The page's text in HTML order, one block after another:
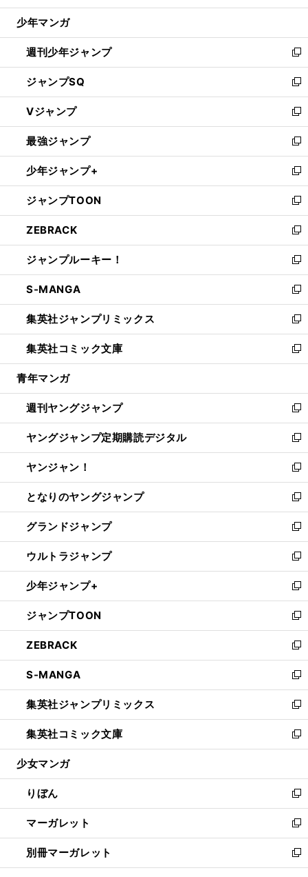
ウ
開
く
少年マンガ
週刊少年ジャンプ
新
し
い
ウ
ィ
ン
ド
ウ
で
開
く
ジャンプSQ
新
し
い
ウ
ィ
ン
ド
ウ
で
開
く
Vジャンプ
新
し
い
ウ
ィ
ン
ド
ウ
で
開
く
最強ジャンプ
新
し
い
ウ
ィ
ン
ド
ウ
で
開
く
少年ジャンプ+
新
し
い
ウ
ィ
ン
ド
ウ
で
開
く
ジャンプTOON
新
し
い
ウ
ィ
ン
ド
ウ
で
開
く
ZEBRACK
新
し
い
ウ
ィ
ン
ド
ウ
で
開
ジャンプルーキー！
新
し
い
ウ
ィ
ン
ド
ウ
開
く
S-MANGA
新
し
い
ウ
ィ
ン
ウ
で
開
く
集英社ジャンプリミックス
新
し
い
ウ
ン
ド
ウ
で
開
く
集英社コミック文庫
新
し
ウ
ィ
ン
ド
ウ
で
開
く
青年マンガ
週刊ヤングジャンプ
新
し
い
ウ
ィ
ン
ド
ウ
で
開
く
ヤングジャンプ定期購読デジタル
新
し
い
ウ
ィ
ン
ド
ウ
で
開
く
ヤンジャン！
新
し
い
ウ
ィ
ン
ド
ウ
で
開
く
となりのヤングジャンプ
新
し
い
ウ
ィ
ン
ド
ウ
で
開
く
グランドジャンプ
新
し
い
ウ
ィ
ン
ド
ウ
で
開
く
ウルトラジャンプ
新
し
い
ウ
ィ
ン
ド
ウ
で
開
く
少年ジャンプ+
新
し
い
ウ
ィ
ン
ド
ウ
で
開
く
ジャンプTOON
新
し
い
ウ
ィ
ン
ド
ウ
で
開
ZEBRACK
新
し
い
ウ
ィ
ン
ド
ウ
開
く
S-MANGA
新
し
い
ウ
ィ
ン
ウ
で
開
く
集英社ジャンプリミックス
新
し
い
ウ
ン
ド
ウ
で
開
く
集英社コミック文庫
新
し
ウ
ィ
ン
ド
ウ
で
開
少女マンガ
りぼん
新
し
い
ウ
ィ
ン
マーガレット
新
し
い
ウ
別冊マーガレット
新
し